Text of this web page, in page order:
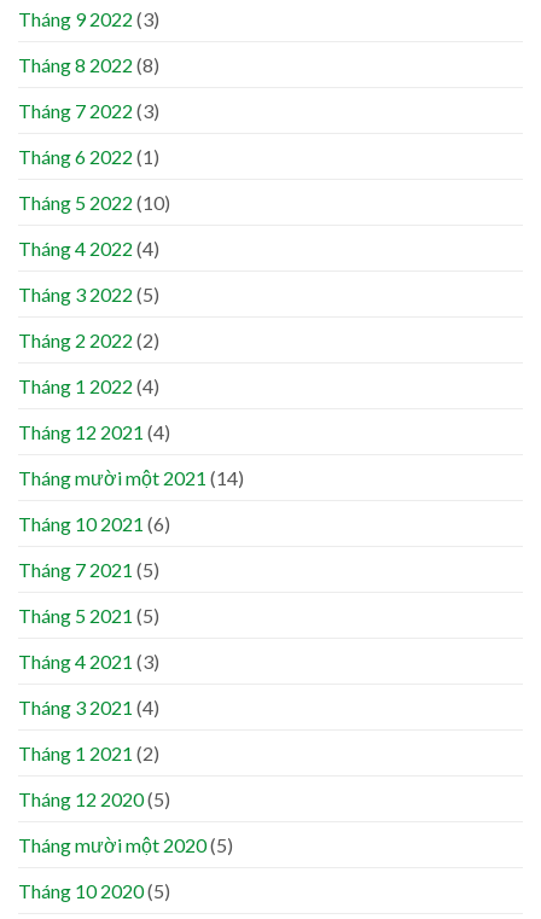
Tháng 9 2022 (3)
Tháng 8 2022 (8)
Tháng 7 2022 (3)
Tháng 6 2022 (1)
Tháng 5 2022 (10)
Tháng 4 2022 (4)
Tháng 3 2022 (5)
Tháng 2 2022 (2)
Tháng 1 2022 (4)
Tháng 12 2021 (4)
Tháng mười một 2021 (14)
Tháng 10 2021 (6)
Tháng 7 2021 (5)
Tháng 5 2021 (5)
Tháng 4 2021 (3)
Tháng 3 2021 (4)
Tháng 1 2021 (2)
Tháng 12 2020(5)
Tháng mười một 2020(5)
Tháng 10 2020(5)